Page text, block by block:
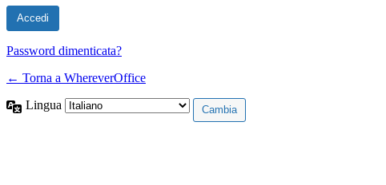
Password dimenticata?
← Torna a WhereverOffice
Lingua